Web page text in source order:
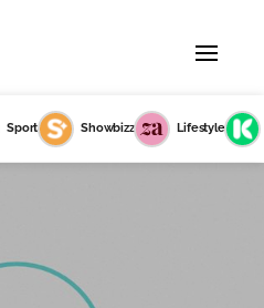
Sport Showbizz Lifestyle